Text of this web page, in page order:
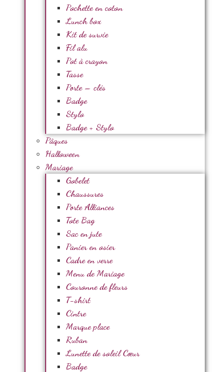
Pochette en coton
Lunch box
Kit de survie
Fil alu
Pot à crayon
Tasse
Porte – clés
Badge
Stylo
Badge + Stylo
Pâques
Halloween
Mariage
Gobelet
Chaussures
Porte Alliances
Tote Bag
Sac en jute
Panier en osier
Cadre en verre
Menu de Mariage
Couronne de fleurs
T-shirt
Cintre
Marque place
Ruban
Lunette de soleil Cœur
Badge